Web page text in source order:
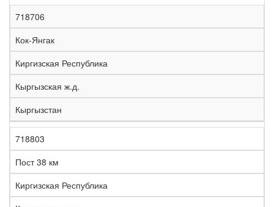
718706
Кок-Янгак
Киргизская Республика
Кыргызская ж.д.
Кыргызстан
718803
Пост 38 км
Киргизская Республика